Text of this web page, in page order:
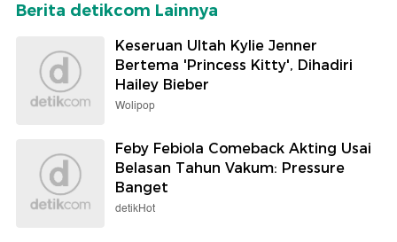
Berita detikcom Lainnya
Keseruan Ultah Kylie Jenner
Bertema 'Princess Kitty', Dihadiri
Hailey Bieber
Wolipop
Feby Febiola Comeback Akting Usai
Belasan Tahun Vakum: Pressure
Banget
detikHot